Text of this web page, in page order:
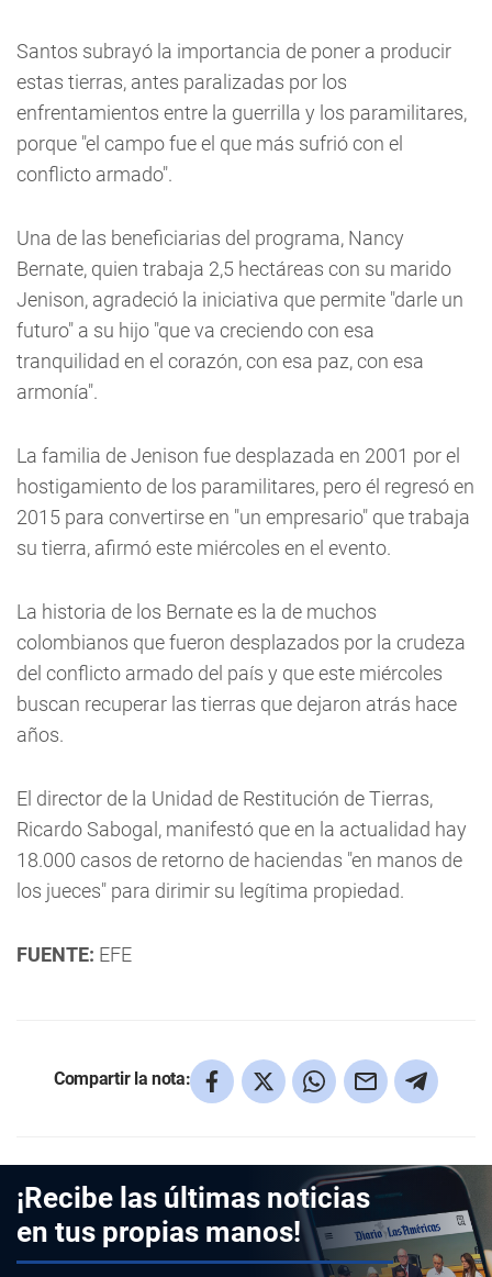
Santos subrayó la importancia de poner a producir
estas tierras, antes paralizadas por los
enfrentamientos entre la guerrilla y los paramilitares,
porque "el campo fue el que más sufrió con el
conflicto armado".
Una de las beneficiarias del programa, Nancy
Bernate, quien trabaja 2,5 hectáreas con su marido
Jenison, agradeció la iniciativa que permite "darle un
futuro" a su hijo "que va creciendo con esa
tranquilidad en el corazón, con esa paz, con esa
armonía".
La familia de Jenison fue desplazada en 2001 por el
hostigamiento de los paramilitares, pero él regresó en
2015 para convertirse en "un empresario" que trabaja
su tierra, afirmó este miércoles en el evento.
La historia de los Bernate es la de muchos
colombianos que fueron desplazados por la crudeza
del conflicto armado del país y que este miércoles
buscan recuperar las tierras que dejaron atrás hace
años.
El director de la Unidad de Restitución de Tierras,
Ricardo Sabogal, manifestó que en la actualidad hay
18.000 casos de retorno de haciendas "en manos de
los jueces" para dirimir su legítima propiedad.
FUENTE: EFE
Compartir la nota:
¡Recibe las últimas noticias
en tus propias manos!